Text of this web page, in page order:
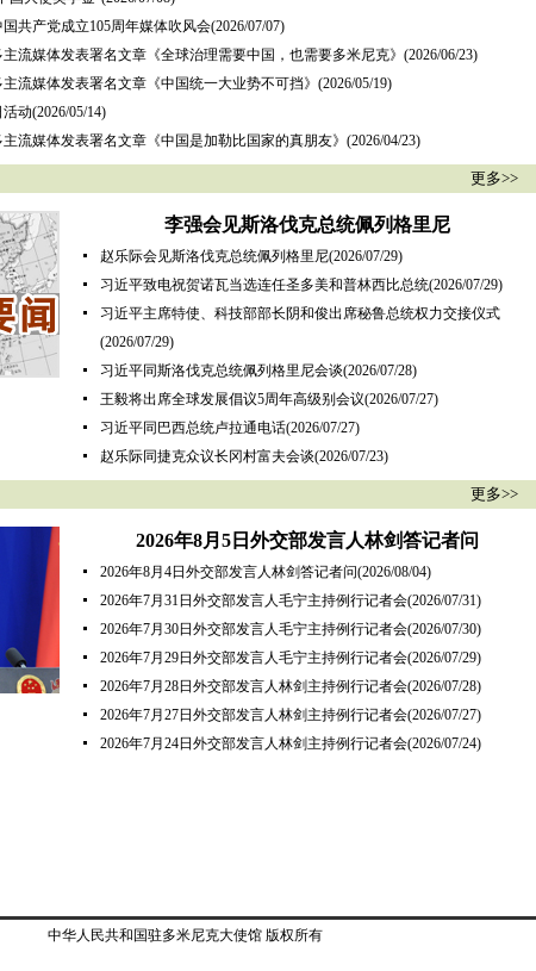
共产党成立105周年媒体吹风会(2026/07/07)
流媒体发表署名文章《全球治理需要中国，也需要多米尼克》 (2026/06/23)
流媒体发表署名文章《中国统一大业势不可挡》 (2026/05/19)
动(2026/05/14)
流媒体发表署名文章《中国是加勒比国家的真朋友》 (2026/04/23)
更多>>
李强会见斯洛伐克总统佩列格里尼
赵乐际会见斯洛伐克总统佩列格里尼(2026/07/29)
习近平致电祝贺诺瓦当选连任圣多美和普林西比总统(2026/07/29)
习近平主席特使、科技部部长阴和俊出席秘鲁总统权力交接仪式
(2026/07/29)
习近平同斯洛伐克总统佩列格里尼会谈(2026/07/28)
王毅将出席全球发展倡议5周年高级别会议(2026/07/27)
习近平同巴西总统卢拉通电话(2026/07/27)
赵乐际同捷克众议长冈村富夫会谈(2026/07/23)
更多>>
2026年8月5日外交部发言人林剑答记者问
2026年8月4日外交部发言人林剑答记者问(2026/08/04)
2026年7月31日外交部发言人毛宁主持例行记者会(2026/07/31)
2026年7月30日外交部发言人毛宁主持例行记者会(2026/07/30)
2026年7月29日外交部发言人毛宁主持例行记者会(2026/07/29)
2026年7月28日外交部发言人林剑主持例行记者会(2026/07/28)
2026年7月27日外交部发言人林剑主持例行记者会(2026/07/27)
2026年7月24日外交部发言人林剑主持例行记者会(2026/07/24)
中华人民共和国驻多米尼克大使馆 版权所有